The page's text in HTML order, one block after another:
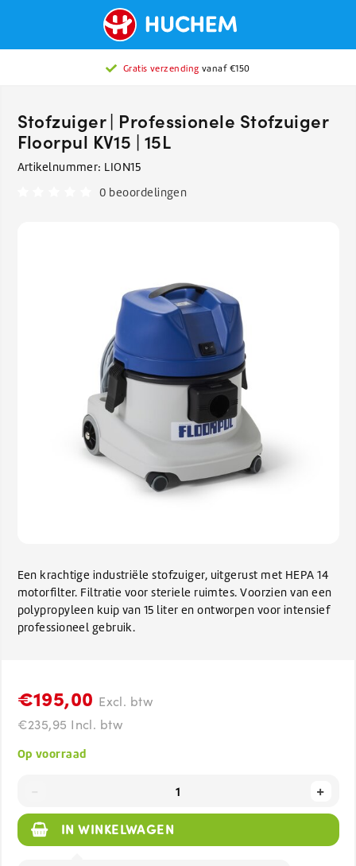
Gratis verzending vanaf €150
Stofzuiger | Professionele Stofzuiger
Floorpul KV15 | 15L
Artikelnummer: LION15
0 beoordelingen
Een krachtige industriële stofzuiger, uitgerust met HEPA 14
motorfilter. Filtratie voor steriele ruimtes. Voorzien van een
polypropyleen kuip van 15 liter en ontworpen voor intensief
professioneel gebruik.
€195,00 Excl. btw
€235,95 Incl. btw
Op voorraad
+
IN WINKELWAGEN